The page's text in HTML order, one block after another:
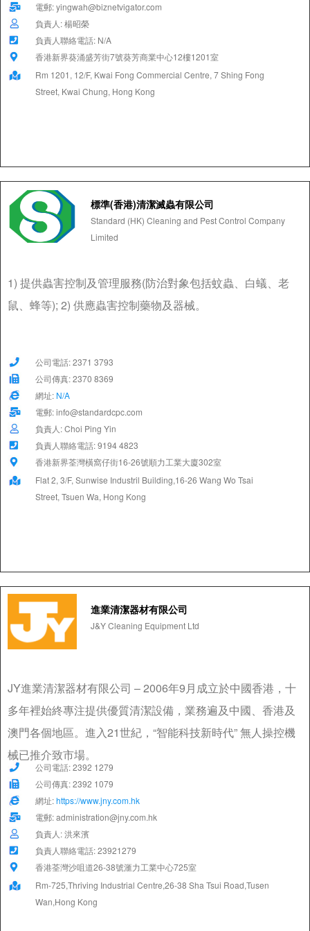
電郵: yingwah@biznetvigator.com
負責人: 楊昭榮
負責人聯絡電話: N/A
香港新界葵涌盛芳街7號葵芳商業中心12樓1201室
Rm 1201, 12/F, Kwai Fong Commercial Centre, 7 Shing Fong
Street, Kwai Chung, Hong Kong
標準(香港)清潔滅蟲有限公司
Standard (HK) Cleaning and Pest Control Company
Limited
1) 提供蟲害控制及管理服務(防治對象包括蚊蟲、白蟻、老
鼠、蜂等); 2) 供應蟲害控制藥物及器械。
公司電話: 2371 3793
公司傳真: 2370 8369
網址: N/A
電郵: info@standardcpc.com
負責人: Choi Ping Yin
負責人聯絡電話: 9194 4823
香港新界荃灣橫窩仔街16-26號順力工業大廈302室
Flat 2, 3/F, Sunwise Industril Building,16-26 Wang Wo Tsai
Street, Tsuen Wa, Hong Kong
進業清潔器材有限公司
J&Y Cleaning Equipment Ltd
JY進業清潔器材有限公司 – 2006年9月成立於中國香港，十
多年裡始終專注提供優質清潔設備，業務遍及中國、香港及
澳門各個地區。進入21世紀，“智能科技新時代” 無人操控機
械已推介致市場。
公司電話: 2392 1279
公司傳真: 2392 1079
網址:https://www.jny.com.hk
電郵: administration@jny.com.hk
負責人: 洪來濱
負責人聯絡電話: 23921279
香港荃灣沙咀道26-38號滙力工業中心725室
Rm-725,Thriving Industrial Centre,26-38 Sha Tsui Road,Tusen
Wan,Hong Kong